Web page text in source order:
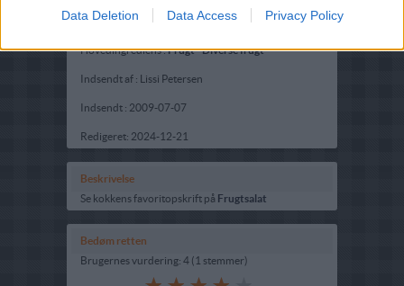
Data Deletion Data Access Privacy Policy
Ret :Kold Dessert -Frugtsalat
Hovedingrediens :Frugt-Diverse frugt
Indsendt af : Lissi Petersen
Indsendt : 2009-07-07
Redigeret: 2024-12-21
Beskrivelse
Se kokkens favoritopskrift på Frugtsalat
Bedøm retten
Brugernes vurdering: 4 (1 stemmer)